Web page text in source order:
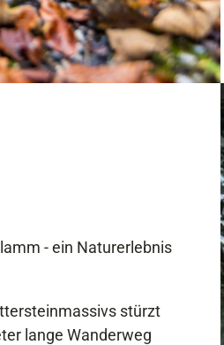
- ein Naturerlebnis
stürzt
lange Wanderweg